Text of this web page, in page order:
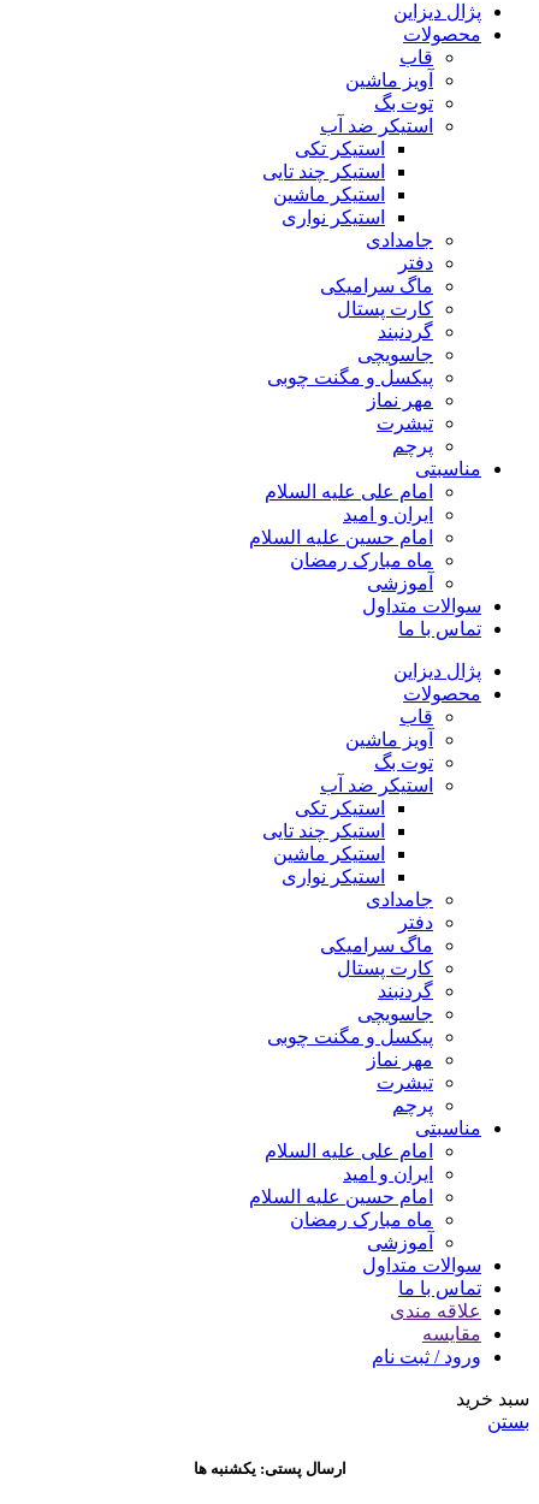
پژال دیزاین
محصولات
قاب
آویز ماشین
توت بگ
استیکر ضد آب
استیکر تکی
استیکر چند تایی
استیکر ماشین
استیکر نواری
جامدادی
دفتر
ماگ سرامیکی
کارت پستال
گردنبند
جاسویچی
پیکسل و مگنت چوبی
مهر نماز
تیشرت
پرچم
مناسبتی
امام علی علیه السلام
ایران و امید
امام حسین علیه السلام
ماه مبارک رمضان
آموزشی
سوالات متداول
تماس با ما
پژال دیزاین
محصولات
قاب
آویز ماشین
توت بگ
استیکر ضد آب
استیکر تکی
استیکر چند تایی
استیکر ماشین
استیکر نواری
جامدادی
دفتر
ماگ سرامیکی
کارت پستال
گردنبند
جاسویچی
پیکسل و مگنت چوبی
مهر نماز
تیشرت
پرچم
مناسبتی
امام علی علیه السلام
ایران و امید
امام حسین علیه السلام
ماه مبارک رمضان
آموزشی
سوالات متداول
تماس با ما
علاقه مندی
مقایسه
ورود / ثبت نام
سبد خرید
بستن
ارسال پستی: یکشنبه ها